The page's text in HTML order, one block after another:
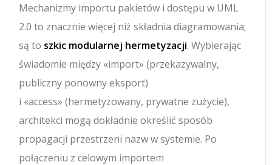
Mechanizmy importu pakietów i dostępu w UML
2.0 to znacznie więcej niż składnia diagramowania;
są to szkic modularnej hermetyzacji. Wybierając
świadomie między «import» (przekazywalny,
publiczny ponowny eksport)
i «access» (hermetyzowany, prywatne zużycie),
architekci mogą dokładnie określić sposób
propagacji przestrzeni nazw w systemie. Po
połączeniu z celowym importem